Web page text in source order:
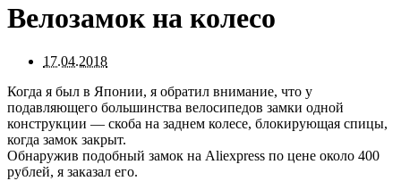
Велозамок на колесо
17.04.2018
Когда я был в Японии, я обратил внимание, что у
подавляющего большинства велосипедов замки одной
конструкции — скоба на заднем колесе, блокирующая спицы,
когда замок закрыт.
Обнаружив подобный замок на Aliexpress по цене около 400
рублей, я заказал его.